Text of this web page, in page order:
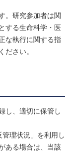
。研究参加者は関
する生命科学・医
な執行に関する指
ださい。
し、適切に保管し
理状況」を利用し
ある場合は、当該